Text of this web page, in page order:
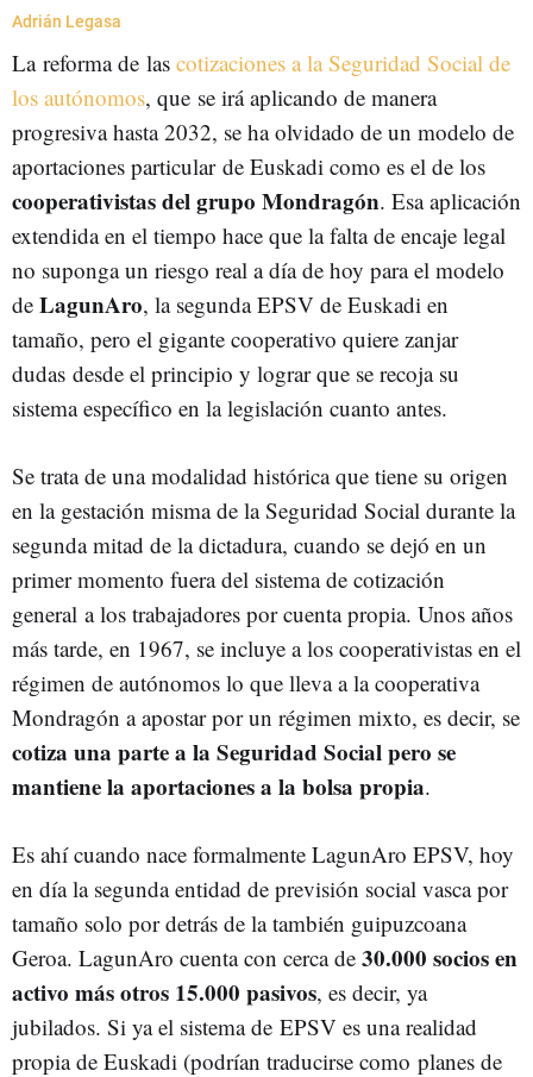
Adrián Legasa
La reforma de las cotizaciones a la Seguridad Social de
los autónomos, que se irá aplicando de manera
progresiva hasta 2032, se ha olvidado de un modelo de
aportaciones particular de Euskadi como es el de los
cooperativistas del grupo Mondragón. Esa aplicación
extendida en el tiempo hace que la falta de encaje legal
no suponga un riesgo real a día de hoy para el modelo
de LagunAro, la segunda EPSV de Euskadi en
tamaño, pero el gigante cooperativo quiere zanjar
dudas desde el principio y lograr que se recoja su
sistema específico en la legislación cuanto antes.
Se trata de una modalidad histórica que tiene su origen
en la gestación misma de la Seguridad Social durante la
segunda mitad de la dictadura, cuando se dejó en un
primer momento fuera del sistema de cotización
general a los trabajadores por cuenta propia. Unos años
más tarde, en 1967, se incluye a los cooperativistas en el
régimen de autónomos lo que lleva a la cooperativa
Mondragón a apostar por un régimen mixto, es decir, se
cotiza una parte a la Seguridad Social pero se
mantiene la aportaciones a la bolsa propia.
Es ahí cuando nace formalmente LagunAro EPSV, hoy
en día la segunda entidad de previsión social vasca por
tamaño solo por detrás de la también guipuzcoana
Geroa. LagunAro cuenta con cerca de 30.000 socios en
activo más otros 15.000 pasivos, es decir, ya
jubilados. Si ya el sistema de EPSV es una realidad
propia de Euskadi (podrían traducirse como planes de